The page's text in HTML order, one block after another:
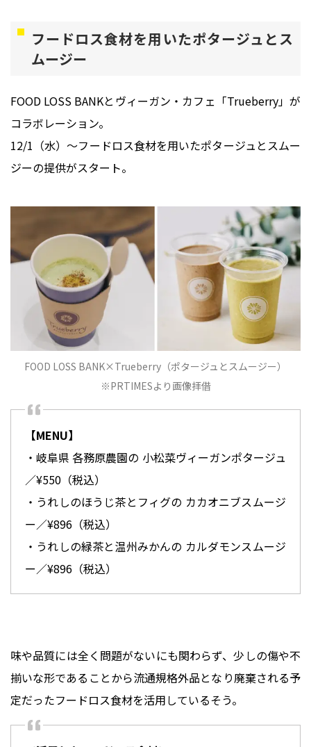
フードロス食材を用いたポタージュとス
ムージー
FOOD LOSS BANKとヴィーガン・カフェ「Trueberry」が
コラボレーション。
12/1（水）～フードロス食材を用いたポタージュとスムー
ジーの提供がスタート。
FOOD LOSS BANK×Trueberry（ポタージュとスムージー）
※PRTIMESより画像拝借
【MENU】
・岐阜県 各務原農園の 小松菜ヴィーガンポタージュ
／¥550（税込）
・うれしのほうじ茶とフィグの カカオニブスムージ
ー／¥896（税込）
・うれしの緑茶と温州みかんの カルダモンスムージ
ー／¥896（税込）
味や品質には全く問題がないにも関わらず、少しの傷や不
揃いな形であることから流通規格外品となり廃棄される予